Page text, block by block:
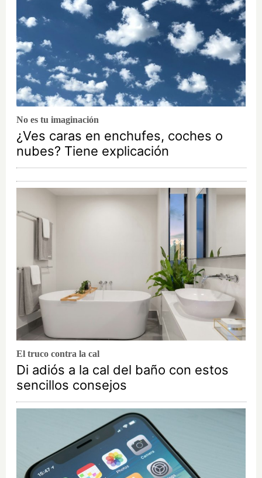
No es tu imaginación
¿Ves caras en enchufes, coches o
nubes? Tiene explicación
El truco contra la cal
Di adiós a la cal del baño con estos
sencillos consejos